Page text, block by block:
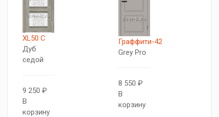
XL50 C
Дуб
седой
9 250 ₽
В
корзину
Граффити-42
Grey Pro
8 550 ₽
В
корзину